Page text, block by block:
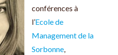
conférences à
l’Ecole de
Management de la
Sorbonne,